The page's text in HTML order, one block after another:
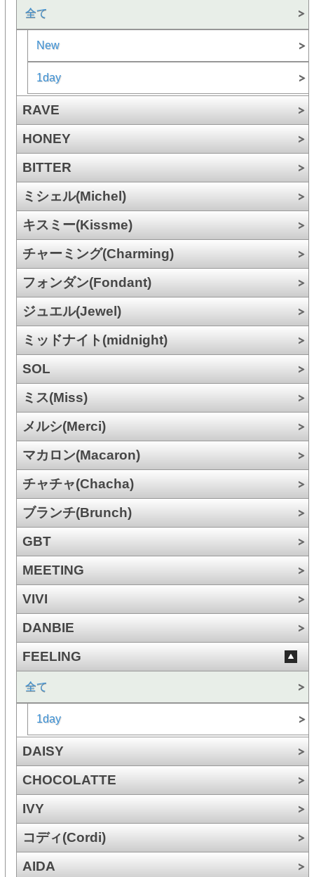
全て
New
1day
RAVE
HONEY
BITTER
ミシェル(Michel)
キスミー(Kissme)
チャーミング(Charming)
フォンダン(Fondant)
ジュエル(Jewel)
ミッドナイト(midnight)
SOL
ミス(Miss)
メルシ(Merci)
マカロン(Macaron)
チャチャ(Chacha)
ブランチ(Brunch)
GBT
MEETING
VIVI
DANBIE
FEELING
全て
1day
DAISY
CHOCOLATTE
IVY
コディ(Cordi)
AIDA